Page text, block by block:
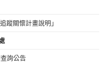
蹤關懷計畫說明」
詢公告